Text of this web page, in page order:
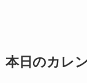
本日のカレ